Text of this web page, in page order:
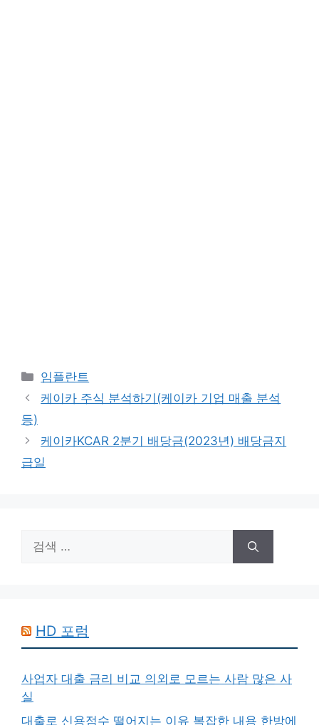
카
테
임플란트
케이카 주식 분석하기(케이카 기업 매출 분석
등)
케이카KCAR 2분기 배당금(2023년) 배당금지
급일
색:
HD 포럼
사업자 대출 금리 비교 의외로 모르는 사람 많은 사
실
대출로 신용점수 떨어지는 이유 복잡한 내용 한방에